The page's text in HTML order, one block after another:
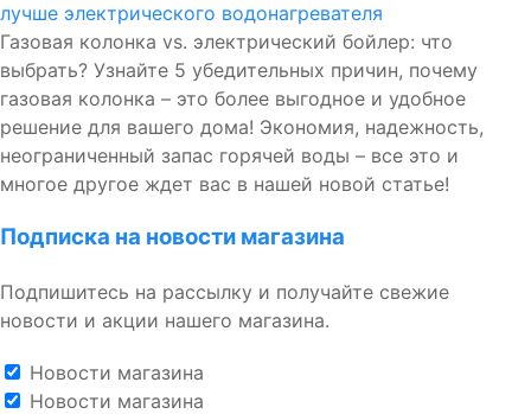
лучше электрического водонагревателя
Газовая колонка vs. электрический бойлер: что
выбрать? Узнайте 5 убедительных причин, почему
газовая колонка – это более выгодное и удобное
решение для вашего дома! Экономия, надежность,
неограниченный запас горячей воды – все это и
многое другое ждет вас в нашей новой статье!
Подписка на новости магазина
Подпишитесь на рассылку и получайте свежие
новости и акции нашего магазина.
Новости магазина
Новости магазина